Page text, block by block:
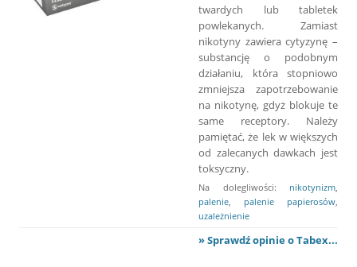
twardych lub tabletek
powlekanych. Zamiast
nikotyny zawiera cytyzynę –
substancję o podobnym
działaniu, która stopniowo
zmniejsza zapotrzebowanie
na nikotynę, gdyż blokuje te
same receptory. Należy
pamiętać, że lek w większych
od zalecanych dawkach jest
toksyczny.
Na dolegliwości: nikotynizm
palenie
palenie papierosów
uzależnienie
» Sprawdź opinie o Tabex...